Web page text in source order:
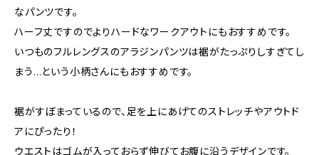
なパンツです。
ハーフ丈ですのでよりハードなワークアウトにもおすすめです。
いつものフルレングスのアラジンパンツは裾がたっぷりしすぎてし
まう…という小柄さんにもおすすめです。
裾がすぼまっているので、足を上にあげてのストレッチやアウトド
アにぴったり！
ウエストはゴムが入っておらず伸びてお腹に沿うデザインです。